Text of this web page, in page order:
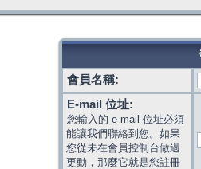
會員名稱:
E-mail 位址:
您輸入的 e-mail 位址必須
能讓我們聯絡到您。如果
您從未在會員控制台做過
更動，那麼它就是您註冊